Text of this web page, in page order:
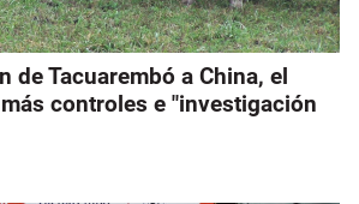
de Tacuarembó a China, el
controles e "investigación